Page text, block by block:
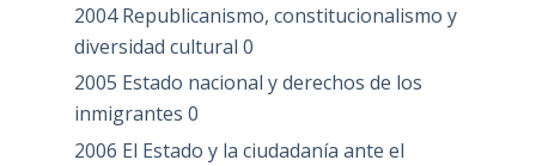
2004 Republicanismo, constitucionalismo y
diversidad cultural 0
2005 Estado nacional y derechos de los
inmigrantes 0
2006 El Estado y la ciudadanía ante el